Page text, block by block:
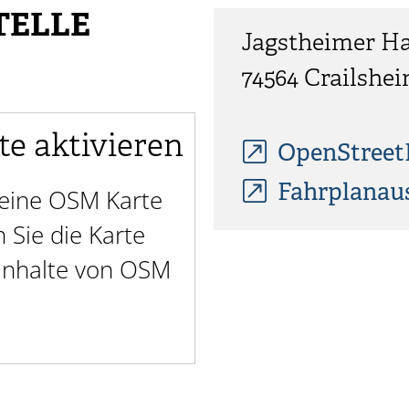
aktivieren
OSM Karte
Sie die Karte
von OSM
Jagstheimer
74564